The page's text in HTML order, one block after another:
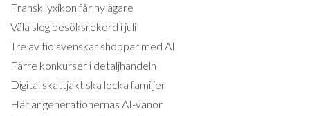
Fransk lyxikon får ny ägare
Väla slog besöksrekord i juli
Tre av tio svenskar shoppar med AI
Färre konkurser i detaljhandeln
Digital skattjakt ska locka familjer
Här är generationernas AI-vanor